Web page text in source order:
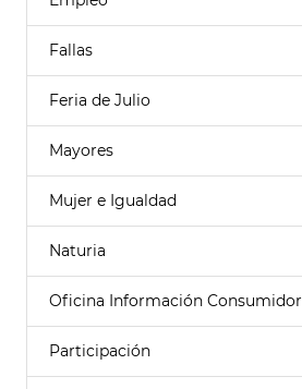
Fallas
Feria de Julio
Mayores
Mujer e Igualdad
Naturia
Oficina Información Consumidor
Participación